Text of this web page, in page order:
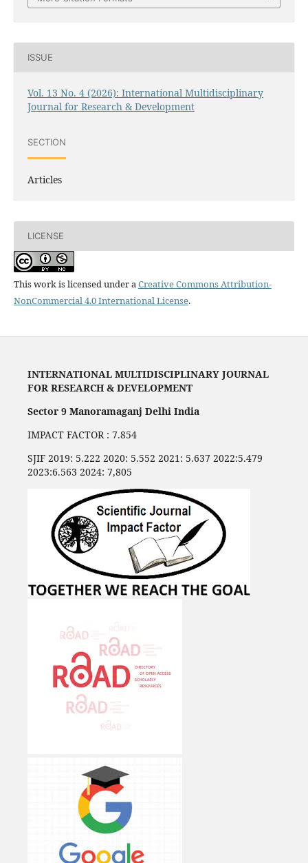
ISSUE
Vol. 13 No. 4 (2026): International Multidisciplinary
Journal for Research & Development
SECTION
Articles
LICENSE
This work is licensed under aCreative Commons Attribution-
NonCommercial 4.0 International License.
INTERNATIONAL MULTIDISCIPLINARY JOURNAL
FOR RESEARCH & DEVELOPMENT
Sector 9 Manoramaganj Delhi India
IMPACT FACTOR : 7.854
SJIF 2019: 5.222 2020: 5.552 2021: 5.637 2022:5.479
2023:6.563 2024: 7,805